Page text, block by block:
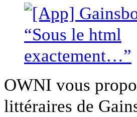
OWNI vous
littéraires de